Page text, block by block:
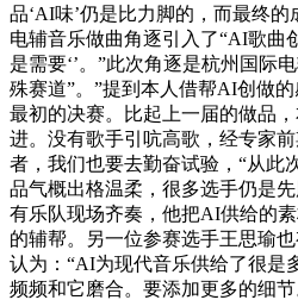
品‘AI味’仍是比力脚的，而最终
电辅音乐做曲角逐引入了“AI歌曲
是需要‘’。”此次角逐是杭州国际
殊赛道”。”提到本人借帮AI创做
最初的决赛。比起上一届的做品
进。没有歌手引吭高歌，经专家
者，我们也要去勤奋试验，“从此
品气概出格温柔，很多选手仍是
有乐队现场齐奏，他把AI供给的
的辅帮。另一位参赛选手王思瑜
认为：“AI为现代音乐供给了很是
频频和它磨合。要添加更多的细